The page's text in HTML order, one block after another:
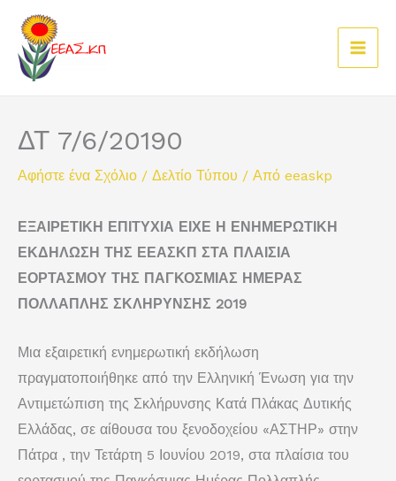
Μετάβαση
περιεχόμενο
ΔΤ 7/6/20190
Αφήστε ένα Σχόλιο / Δελτίο Τύπου / Από eeaskp
ΕΞΑΙΡΕΤΙΚΗ ΕΠΙΤΥΧΙΑ ΕΙΧΕ Η ΕΝΗΜΕΡΩΤΙΚΗ
ΕΚΔΗΛΩΣΗ ΤΗΣ ΕΕΑΣΚΠ ΣΤΑ ΠΛΑΙΣΙΑ
ΕΟΡΤΑΣΜΟΥ ΤΗΣ ΠΑΓΚΟΣΜΙΑΣ ΗΜΕΡΑΣ
ΠΟΛΛΑΠΛΗΣ ΣΚΛΗΡΥΝΣΗΣ 2019
Μια εξαιρετική ενημερωτική εκδήλωση
πραγματοποιήθηκε από την Ελληνική Ένωση για την
Αντιμετώπιση της Σκλήρυνσης Κατά Πλάκας Δυτικής
Ελλάδας, σε αίθουσα του ξενοδοχείου «ΑΣΤΗΡ» στην
Πάτρα , την Τετάρτη 5 Ιουνίου 2019, στα πλαίσια του